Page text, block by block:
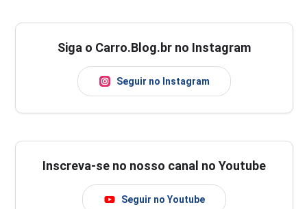
Siga o Carro.Blog.br no Instagram
Seguir no Instagram
Inscreva-se no nosso canal no Youtube
Seguir no Youtube